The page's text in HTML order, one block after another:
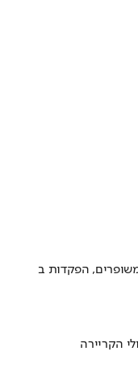
הקריירה